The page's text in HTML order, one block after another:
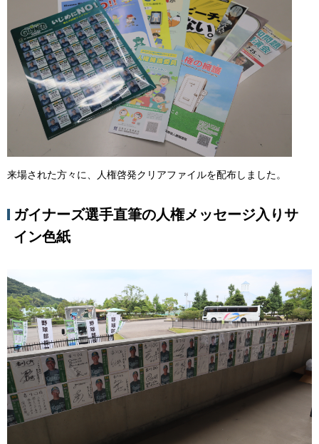
来場された方々に、人権啓発クリアファイルを配布しました。
ガイナーズ選手直筆の人権メッセージ入りサ
イン色紙